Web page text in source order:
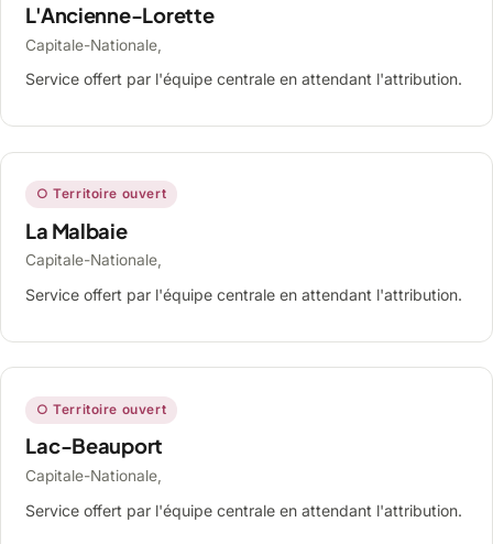
L'Ancienne-Lorette
Capitale-Nationale,
Service offert par l'équipe centrale en attendant l'attribution.
○ Territoire ouvert
La Malbaie
Capitale-Nationale,
Service offert par l'équipe centrale en attendant l'attribution.
○ Territoire ouvert
Lac-Beauport
Capitale-Nationale,
Service offert par l'équipe centrale en attendant l'attribution.